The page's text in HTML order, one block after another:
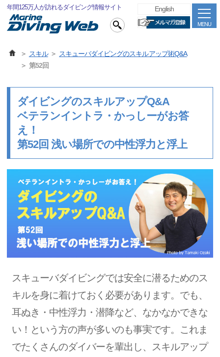
年間125万人が訪れるダイビング情報サイト
MENU
English
スキル
スキューバダイビングのスキルアップ術Q&A
第52回
ダイビングのスキルアップQ&A
ベテランイントラ・かっしーがお答
え！
第52回 浅い場所での中性浮力と浮上
スキューバダイビングでは安全に潜るためのス
キルを身に着けておく必要があります。でも、
耳ぬき・中性浮力・潜降など、なかなかできな
い！という方の声が多いのも事実です。これま
でたくさんのダイバーを輩出し、スキルアップ